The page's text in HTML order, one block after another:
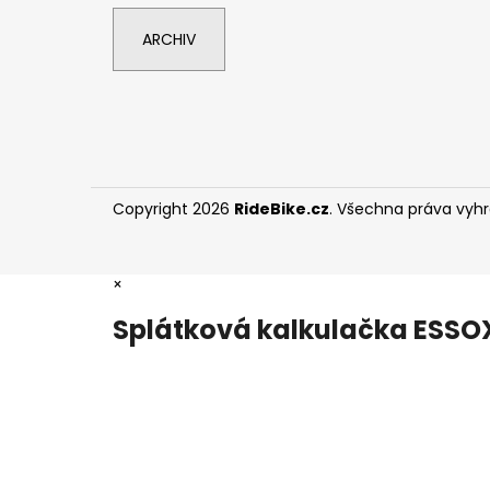
ARCHIV
Copyright 2026 RideBike.cz. Všechna práva
×
Splátková kalkulačka